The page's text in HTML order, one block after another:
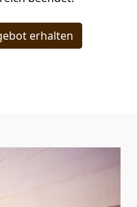
erhalten